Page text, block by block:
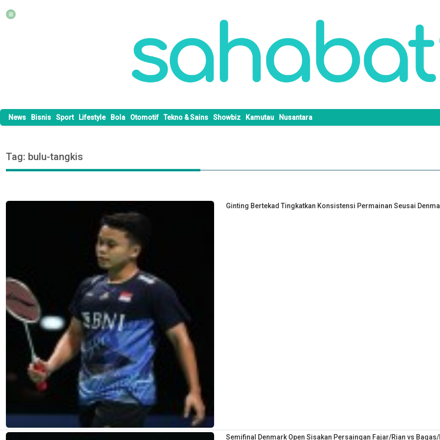
News Bisnis Sport Lifestyle Bola Otomotif Tekno & Sains Showbiz Kamutau Nusantara
Tag: bulu-tangkis
Ginting Bertekad Tingkatkan Konsistensi Permainan Seusai
Semifinal Denmark Open Sisakan Persaingan Fajar/Rian vs